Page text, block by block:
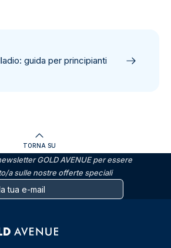
guida per principianti
TORNA SU
GOLD AVENUE per essere
a sulle nostre offerte speciali